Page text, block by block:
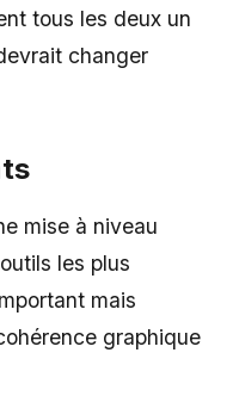
tous les deux un
changer
mise à niveau
les plus
mais
graphique